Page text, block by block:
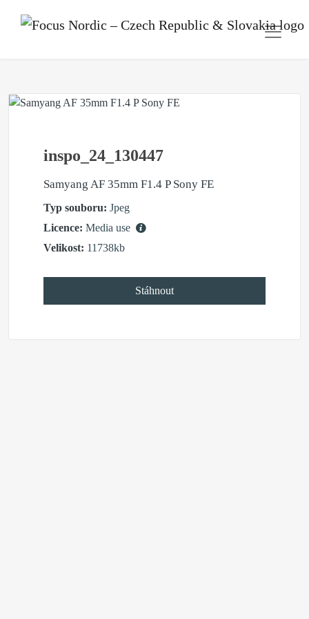
inspo_24_130447
Samyang AF 35mm F1.4 P Sony FE
Typ souboru: Jpeg
Licence: Media use
Velikost: 11738kb
Stáhnout